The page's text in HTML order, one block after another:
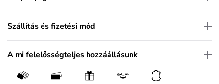
Szállítás és fizetési mód
A mi felelősségteljes hozzáállásunk